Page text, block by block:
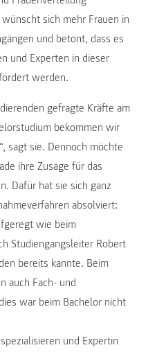
sich mehr Frauen in
und betont, dass es
und Experten in dieser
werden.
gefragte Kräfte am
bekommen wir
sagt sie. Dennoch möchte
ihre Zusage für das
Dafür hat sie sich ganz
absolviert:
wie beim
Studiengangsleiter Robert
bereits kannte. Beim
auch Fach- und
war beim Bachelor nicht
und Expertin